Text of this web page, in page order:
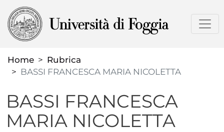
al
contenuto
Home
Rubrica
BASSI FRANCESCA MARIA NICOLETTA
BASSI FRANCESCA
MARIA NICOLETTA